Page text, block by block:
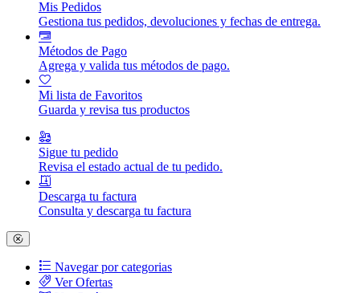
Mis Pedidos
Gestiona tus pedidos, devoluciones y fechas de entrega.
Métodos de Pago
Agrega y valida tus métodos de pago.
Mi lista de Favoritos
Guarda y revisa tus productos
Sigue tu pedido
Revisa el estado actual de tu pedido.
Descarga tu factura
Consulta y descarga tu factura
Navegar por categorias
Ver Ofertas